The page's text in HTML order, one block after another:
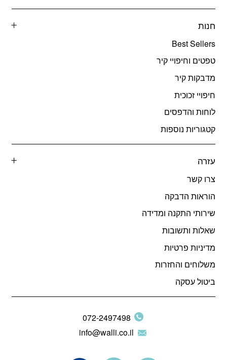
חנות
Best Sellers
טפטים וחיפויי קיר
מדבקות קיר
חיפויי זכוכית
לוחות והדפסים
קטגוריות נוספות
עזרה
צרו קשר
הוראות הדבקה
שירותי התקנה ומדידה
שאלות ותשובות
מדיניות פרטיות
משלוחים והחזרות
ביטול עסקה
072-2497498
info@walli.co.il